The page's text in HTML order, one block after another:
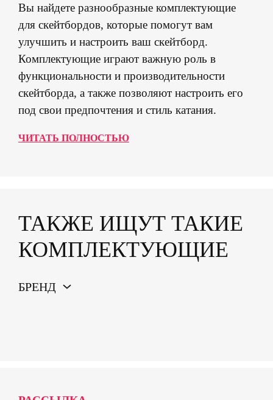
Вы найдете разнообразные комплектующие
для скейтбордов, которые помогут вам
улучшить и настроить ваш скейтборд.
Комплектующие играют важную роль в
функциональности и производительности
скейтборда, а также позволяют настроить его
под свои предпочтения и стиль катания.
ЧИТАТЬ ПОЛНОСТЬЮ
ТАКЖЕ ИЩУТ ТАКИЕ
КОМПЛЕКТУЮЩИЕ
БРЕНД